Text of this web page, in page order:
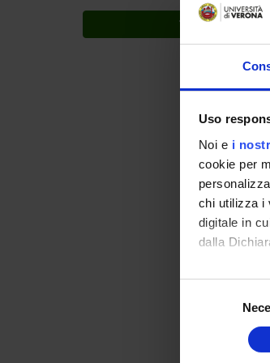
Uso
Noi e i
cookie per
chi utilizza i
digitale in
dalla
Con il tuo
digitali).
TODAY'S EVENTS